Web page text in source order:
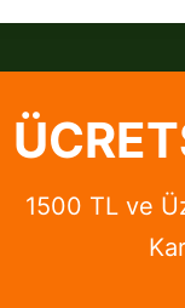
1500 TL ve